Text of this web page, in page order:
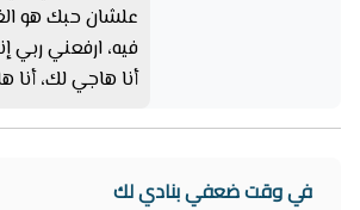
علشان حبك هو
فيه، ارفعني ربي
أنا هاجي لك، أنا
في وقت ضعفي بنادي لك